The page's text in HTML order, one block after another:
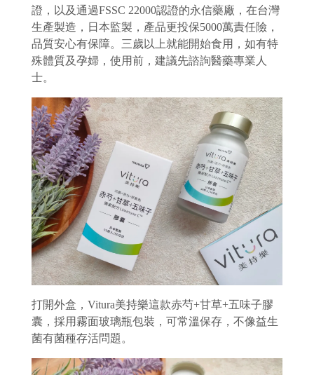
證，以及通過FSSC 22000認證的永信藥廠，在台灣
生產製造，日本監製，產品更投保5000萬責任險，
品質安心有保障。三歲以上就能開始食用，如有特
殊體質及孕婦，使用前，建議先諮詢醫藥專業人
士。
打開外盒，Vitura美持樂這款赤芍+甘草+五味子膠
囊，採用霧面玻璃瓶包裝，可常溫保存，不像益生
菌有菌種存活問題。